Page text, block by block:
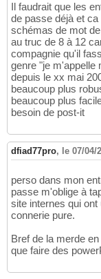
Il faudrait que les
de passe déjà et
schémas de mot
au truc de 8 à 12
compagnie qu'il
genre "je m'appelle
depuis le xx mai
beaucoup plus
beaucoup plus
besoin de post-it
dfiad77pro, le 07/04/
perso dans mon
passe m'oblige à
site internes qui
connerie pure.
Bref de la merde
que faire des